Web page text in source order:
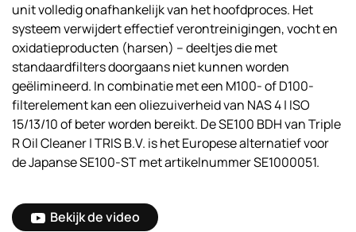
unit volledig onafhankelijk van het hoofdproces. Het
systeem verwijdert effectief verontreinigingen, vocht en
oxidatieproducten (harsen) – deeltjes die met
standaardfilters doorgaans niet kunnen worden
geëlimineerd. In combinatie met een M100- of D100-
filterelement kan een oliezuiverheid van NAS 4 | ISO
15/13/10 of beter worden bereikt. De SE100 BDH van Triple
R Oil Cleaner | TRIS B.V. is het Europese alternatief voor
de Japanse SE100-ST met artikelnummer SE1000051.
Bekijk de video